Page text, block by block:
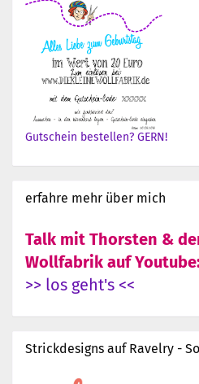
Gutschein bestellen? GERN!
erfahre mehr über mich
Talk mit Thorsten &
Wollfabrik auf
>> los geht's <<
Strickdesigns auf Ravelry -